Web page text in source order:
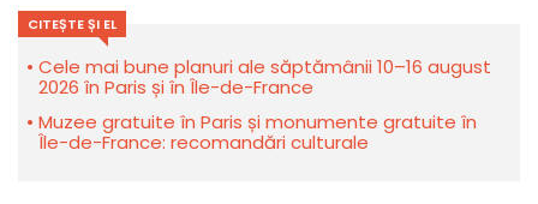
CITEȘTE ȘI EL
Cele mai bune planuri ale săptămânii 10–16 august
2026 în Paris și în Île-de-France
Muzee gratuite în Paris și monumente gratuite în
Île-de-France: recomandări culturale